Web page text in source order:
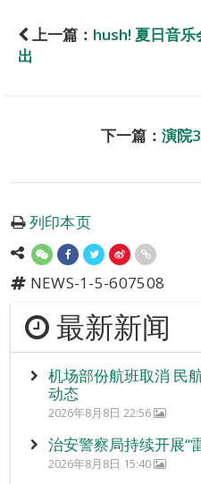
上一篇： hush! 夏日音
出
下一篇： 演院
列印本页
NEWS-1-5-607508
最新新闻
机场部份航班取消 民
动态
2026年8月8日 22:56
治安警察局持续开展“
2026年8月8日 15:40